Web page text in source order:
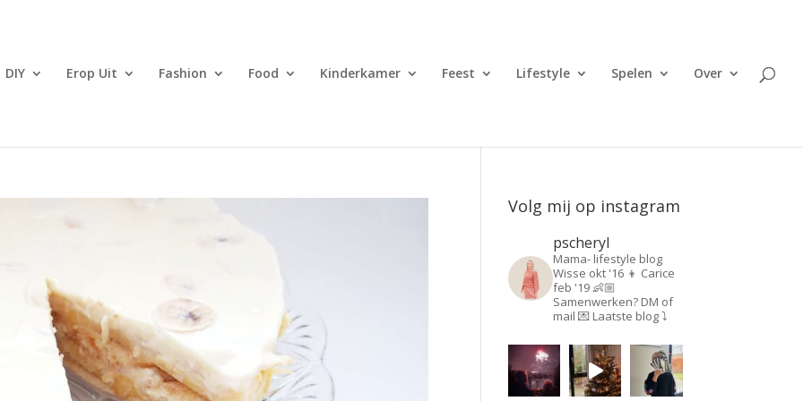
DIY Erop Uit Fashion Food Kinderkamer Feest Lifestyle Spelen Over
Volg mij op instagram
pscheryl
Mama- lifestyle blog
Wisse okt '16 👦 Carice
feb '19 👶🏼
Samenwerken? DM of
mail 💌 Laatste blog ⤵️